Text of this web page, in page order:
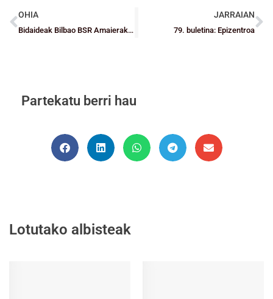
OHIA
Bidaideak Bilbao BSR Amaierako Fasean ezin hobeto dabil
JARRAIAN
79. buletina: Epizentroa
Partekatu berri hau
Lotutako albisteak